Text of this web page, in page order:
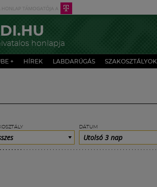
honlapja
+ HÍREK LABDARÚGÁS SZAKOSZTÁLYOK
DÁTUM
Utolsó 3 nap